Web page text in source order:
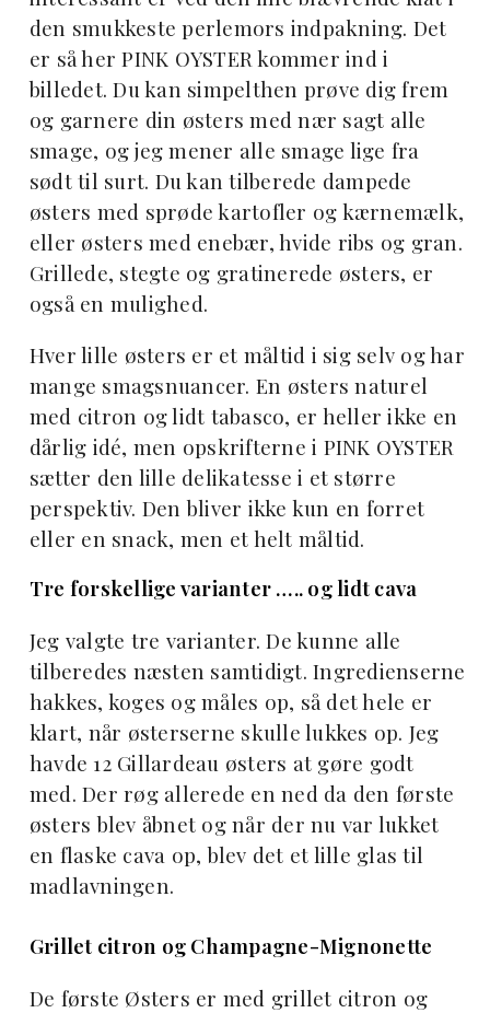
den smukkeste perlemors indpakning. Det
er så her PINK OYSTER kommer ind i
billedet. Du kan simpelthen prøve dig frem
og garnere din østers med nær sagt alle
smage, og jeg mener alle smage lige fra
sødt til surt. Du kan tilberede dampede
østers med sprøde kartofler og kærnemælk,
eller østers med enebær, hvide ribs og gran.
Grillede, stegte og gratinerede østers, er
også en mulighed.
Hver lille østers er et måltid i sig selv og har
mange smagsnuancer. En østers naturel
med citron og lidt tabasco, er heller ikke en
dårlig idé, men opskrifterne i PINK OYSTER
sætter den lille delikatesse i et større
perspektiv. Den bliver ikke kun en forret
eller en snack, men et helt måltid.
Tre forskellige varianter ….. og lidt cava
Jeg valgte tre varianter. De kunne alle
tilberedes næsten samtidigt. Ingredienserne
hakkes, koges og måles op, så det hele er
klart, når østerserne skulle lukkes op. Jeg
havde 12 Gillardeau østers at gøre godt
med. Der røg allerede en ned da den første
østers blev åbnet og når der nu var lukket
en flaske cava op, blev det et lille glas til
madlavningen.
Grillet citron og Champagne-Mignonette
De første Østers er med grillet citron og